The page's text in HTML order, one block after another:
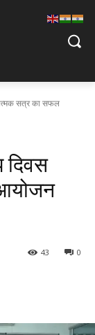
सत्र का सफल
दिवस
0
43